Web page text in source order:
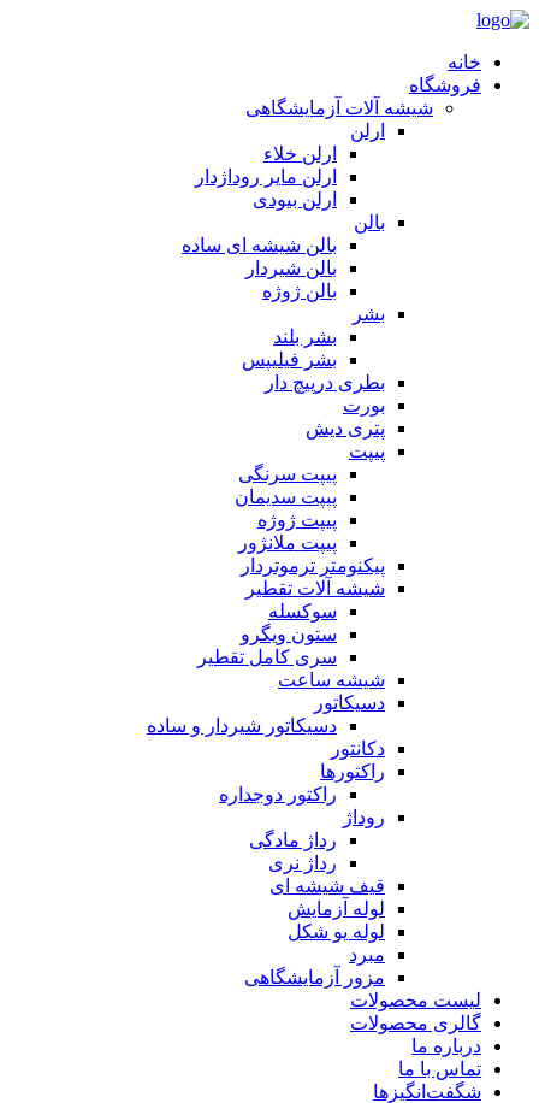
خانه
فروشگاه
شیشه آلات آزمایشگاهی
ارلن
ارلن خلاء
ارلن مایر روداژدار
ارلن بیودی
بالن
بالن شیشه ای ساده
بالن شیردار
بالن ژوژه
بشر
بشر بلند
بشر فیلیپس
بطری درپیچ دار
بورت
پتری دیش
پیپت
پیپت سرنگی
پیپت سدیمان
پیپت ژوژه
پیپت ملانژور
پیکنومتر ترموتردار
شیشه آلات تقطیر
سوکسله
ستون ویگرو
سری کامل تقطیر
شیشه ساعت
دسیکاتور
دسیکاتور شیردار و ساده
دکانتور
راکتورها
راکتور دوجداره
روداژ
رداژ مادگی
رداژ نری
قیف شیشه ای
لوله آزمایش
لوله یو شکل
مبرد
مزور آزمایشگاهی
لیست محصولات
گالری محصولات
درباره ما
تماس با ما
شگفت‌انگیزها